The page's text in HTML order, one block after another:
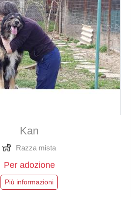
Kan
Razza mista
Per adozione
Più informazioni